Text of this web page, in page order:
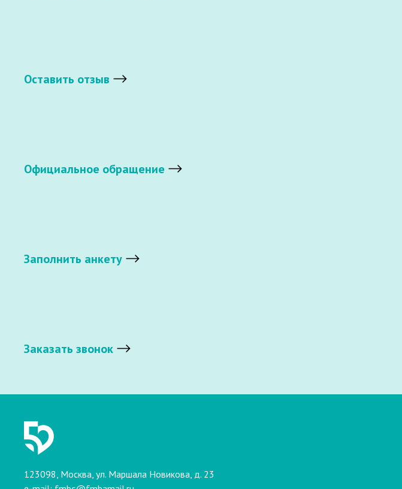
Оставить отзыв
Официальное обращение
Заполнить анкету
Заказать звонок
123098, Москва, ул. Маршала Новикова, д. 23